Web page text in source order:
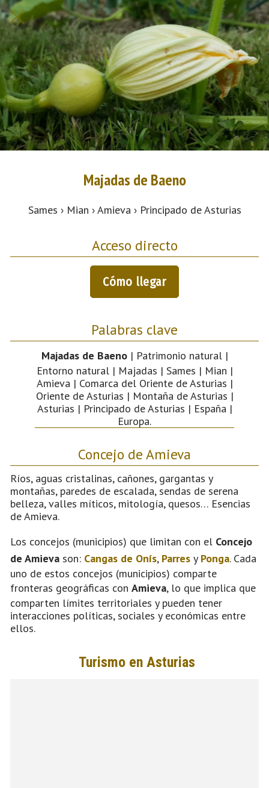
Majadas de Baeno
Sames › Mian › Amieva › Principado de Asturias
Acceso directo
Cómo llegar
Palabras clave
Majadas de Baeno| Patrimonio natural |
Entorno natural | Majadas | Sames | Mian |
Amieva | Comarca del Oriente de Asturias |
Oriente de Asturias | Montaña de Asturias |
Asturias | Principado de Asturias | España |
Europa.
Concejo de Amieva
Ríos, aguas cristalinas, cañones, gargantas y
montañas, paredes de escalada, sendas de serena
belleza, valles míticos, mitología, quesos… Esencias
de Amieva.
Los concejos (municipios) que limitan con el Concejo
de Amieva son: Cangas de Onís, Parres y Ponga. Cada
uno de estos concejos (municipios) comparte
fronteras geográficas con Amieva, lo que implica que
comparten límites territoriales y pueden tener
interacciones políticas, sociales y económicas entre
ellos.